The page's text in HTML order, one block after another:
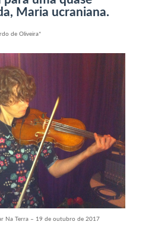
Maria ucraniana.
de Oliveira*
Na Terra – 19 de outubro de 2017